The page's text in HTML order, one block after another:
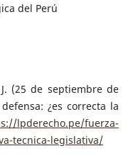
del Perú
(25 de septiembre de
¿es correcta la
lpderecho.pe/fuerza-
tecnica-legislativa/